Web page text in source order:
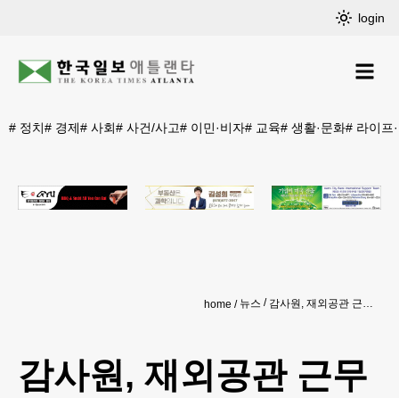
login
# 정치# 경제# 사회# 사건/사고# 이민·비자# 교육# 생활·문화# 라이프
home 뉴스 감사원, 재외공관 근무 실태 감사
감사원, 재외공관 근무